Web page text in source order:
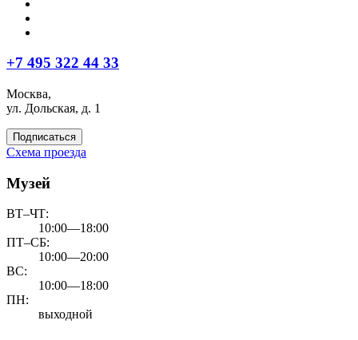
+7 495 322 44 33
Москва,
ул. Дольская, д. 1
Подписаться
Схема проезда
Музей
ВТ–ЧТ:
10:00—18:00
ПТ–СБ:
10:00—20:00
ВС:
10:00—18:00
ПН:
выходной